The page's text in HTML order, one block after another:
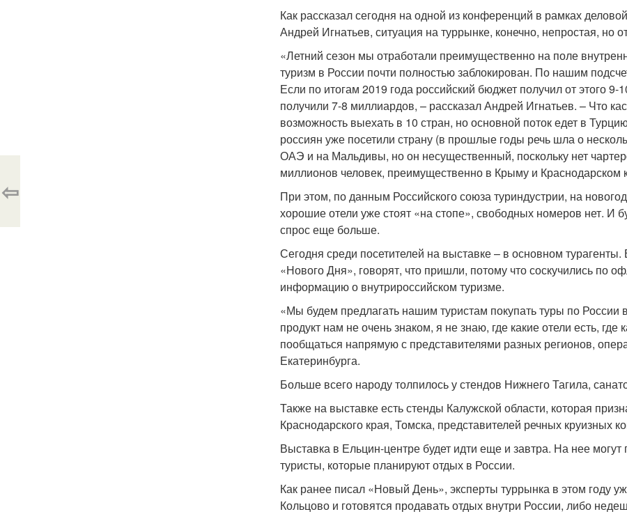
Как рассказал сегодня на одной из конференций в рамках
Андрей Игнатьев, ситуация на туррынке, конечно, непростая, но
«Летний сезон мы отработали преимущественно на поле
туризм в России почти полностью заблокирован. По нашим
Если по итогам 2019 года российский бюджет получил от этого
получили 7-8 миллиардов, – рассказал Андрей Игнатьев. – Что
возможность выехать в 10 стран, но основной поток едет в
россиян уже посетили страну (в прошлые годы речь шла о
ОАЭ и на Мальдивы, но он несущественный, поскольку нет
миллионов человек, преимущественно в Крыму и Краснодарском
При этом, по данным Российского союза туриндустрии, на
хорошие отели уже стоят «на стопе», свободных номеров нет. И
спрос еще больше.
Сегодня среди посетителей на выставке – в основном
«Нового Дня», говорят, что пришли, потому что соскучились по
информацию о внутрироссийском туризме.
«Мы будем предлагать нашим туристам покупать туры по России
продукт нам не очень знаком, я не знаю, где какие отели есть,
пообщаться напрямую с представителями разных регионов,
Екатеринбурга.
Больше всего народу толпилось у стендов Нижнего Тагила,
Также на выставке есть стенды Калужской области, которая
Краснодарского края, Томска, представителей речных круизных
Выставка в Ельцин-центре будет идти еще и завтра. На нее
туристы, которые планируют отдых в России.
Как ранее писал «Новый День», эксперты туррынка в этом году
Кольцово и готовятся продавать отдых внутри России, либо
⇦